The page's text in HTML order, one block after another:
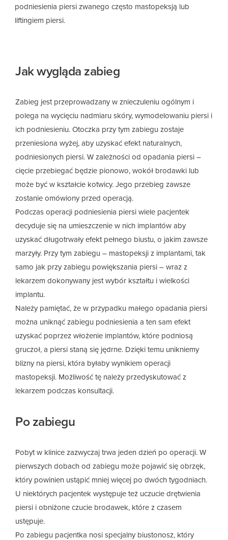
podniesienia piersi zwanego często mastopeksją lub
liftingiem piersi.
Jak wygląda zabieg
Zabieg jest przeprowadzany w znieczuleniu ogólnym i
polega na wycięciu nadmiaru skóry, wymodelowaniu piersi i
ich podniesieniu. Otoczka przy tym zabiegu zostaje
przeniesiona wyżej, aby uzyskać efekt naturalnych,
podniesionych piersi. W zależności od opadania piersi –
cięcie przebiegać będzie pionowo, wokół brodawki lub
może być w kształcie kotwicy. Jego przebieg zawsze
zostanie omówiony przed operacją.
Podczas operacji podniesienia piersi wiele pacjentek
decyduje się na umieszczenie w nich implantów aby
uzyskać długotrwały efekt pełnego biustu, o jakim zawsze
marzyły. Przy tym zabiegu – mastopeksji z implantami, tak
samo jak przy zabiegu powiększania piersi – wraz z
lekarzem dokonywany jest wybór kształtu i wielkości
implantu.
Należy pamiętać, że w przypadku małego opadania piersi
można uniknąć zabiegu podniesienia a ten sam efekt
uzyskać poprzez włożenie implantów, które podniosą
gruczoł, a piersi staną się jędrne. Dzięki temu unikniemy
blizny na piersi, która byłaby wynikiem operacji
mastopeksji. Możliwość tę należy przedyskutować z
lekarzem podczas konsultacji.
Po zabiegu
Pobyt w klinice zazwyczaj trwa jeden dzień po operacji. W
pierwszych dobach od zabiegu może pojawić się obrzęk,
który powinien ustąpić mniej więcej po dwóch tygodniach.
U niektórych pacjentek występuje też uczucie drętwienia
piersi i obniżone czucie brodawek, które z czasem
ustępuje.
Po zabiegu pacjentka nosi specjalny biustonosz, który